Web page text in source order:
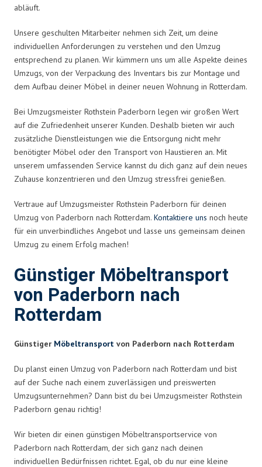
abläuft.
Unsere geschulten Mitarbeiter nehmen sich Zeit, um deine
individuellen Anforderungen zu verstehen und den Umzug
entsprechend zu planen. Wir kümmern uns um alle Aspekte deines
Umzugs, von der Verpackung des Inventars bis zur Montage und
dem Aufbau deiner Möbel in deiner neuen Wohnung in Rotterdam.
Bei Umzugsmeister Rothstein Paderborn legen wir großen Wert
auf die Zufriedenheit unserer Kunden. Deshalb bieten wir auch
zusätzliche Dienstleistungen wie die Entsorgung nicht mehr
benötigter Möbel oder den Transport von Haustieren an. Mit
unserem umfassenden Service kannst du dich ganz auf dein neues
Zuhause konzentrieren und den Umzug stressfrei genießen.
Vertraue auf Umzugsmeister Rothstein Paderborn für deinen
Umzug von Paderborn nach Rotterdam. Kontaktiere uns noch heute
für ein unverbindliches Angebot und lasse uns gemeinsam deinen
Umzug zu einem Erfolg machen!
Günstiger Möbeltransport
von Paderborn nach
Rotterdam
Günstiger Möbeltransport von Paderborn nach Rotterdam
Du planst einen Umzug von Paderborn nach Rotterdam und bist
auf der Suche nach einem zuverlässigen und preiswerten
Umzugsunternehmen? Dann bist du bei Umzugsmeister Rothstein
Paderborn genau richtig!
Wir bieten dir einen günstigen Möbeltransportservice von
Paderborn nach Rotterdam, der sich ganz nach deinen
individuellen Bedürfnissen richtet. Egal, ob du nur eine kleine